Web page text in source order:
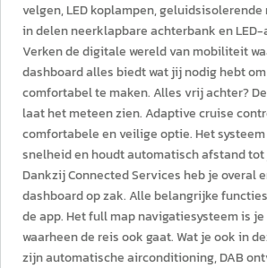
velgen, LED koplampen,
in delen neerklapbare achterbank en
Verken de digitale wereld van mobiliteit
dashboard alles biedt wat jij nodig hebt
comfortabel te maken. Alles vrij achter?
laat het meteen zien. Adaptive cruise
comfortabele en veilige optie. Het
snelheid en houdt automatisch afstand
Dankzij Connected Services heb je overal
dashboard op zak. Alle belangrijke
de app. Het full map navigatiesysteem is
waarheen de reis ook gaat. Wat je ook in
zijn automatische airconditioning, DAB